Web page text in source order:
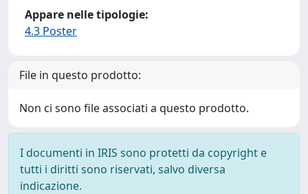
Appare nelle tipologie:
4.3 Poster
File in questo prodotto:
Non ci sono file associati a questo prodotto.
I documenti in IRIS sono protetti da copyright e
tutti i diritti sono riservati, salvo diversa
indicazione.